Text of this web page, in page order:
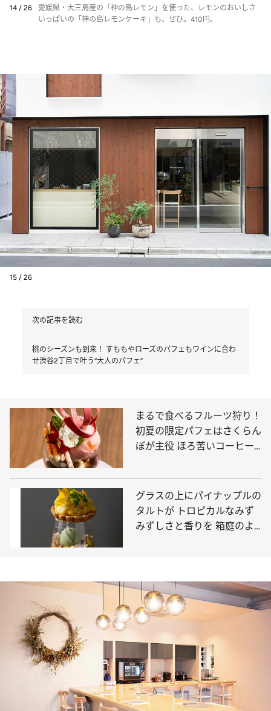
14 / 26
愛媛県・大三島産の「神の島レモン」を使った、レモンのおいしさ
いっぱいの「神の島レモンケーキ」も、ぜひ。410円。
15 / 26
次の記事を読む
桃のシーズンも到来！ すももやローズのパフェもワインに合わ
せ渋谷2丁目で叶う“大人のパフェ”
まるで食べるフルーツ狩り！
初夏の限定パフェはさくらん
ぼが主役 ほろ苦いコーヒー
グラスの上にパイナップルの
タルトが トロピカルなみず
みずしさと香りを 箱庭のよ